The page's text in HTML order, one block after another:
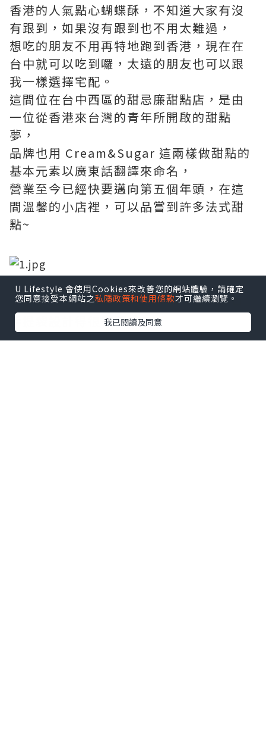
香港的人氣點心蝴蝶酥，不知道大家有沒
有跟到，如果沒有跟到也不用太難過，
想吃的朋友不用再特地跑到香港，現在在
台中就可以吃到囉，太遠的朋友也可以跟
我一樣選擇宅配。
這間位在台中西區的甜忌廉甜點店，是由
一位從香港來台灣的青年所開啟的甜點
夢，
品牌也用 Cream&Sugar 這兩樣做甜點的
基本元素以廣東話翻譯來命名，
營業至今已經快要邁向第五個年頭，在這
間溫馨的小店裡，可以品嘗到許多法式甜
點~
收到蝴蝶酥的時候，真是又驚又喜，不只
手提袋設計得很有質感，
玫瑰金的鐵盒搭上巧克力色的緞帶，再點
U Lifestyle 會使用Cookies來改善您的網站體驗，請確定
您同意接受本網站之私隱政策和使用條款才可繼續瀏覽。
我已閱讀及同意